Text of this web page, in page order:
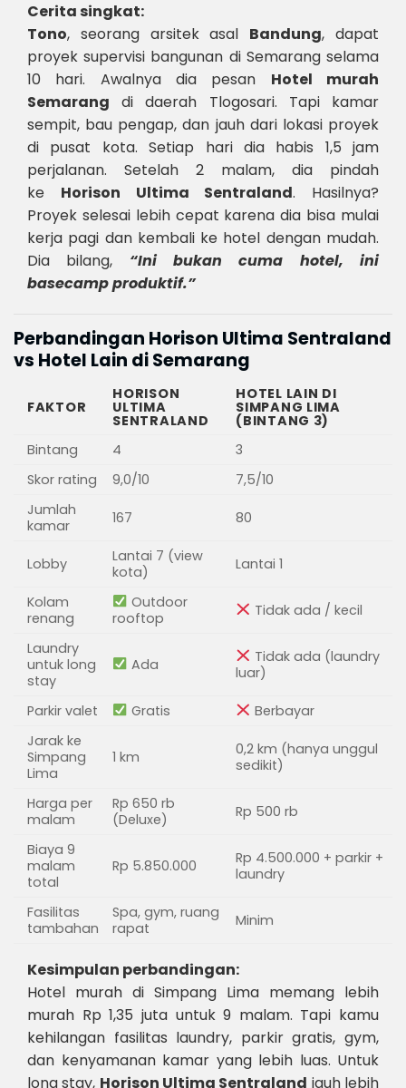
Cerita singkat:
Tono, seorang arsitek asal Bandung, dapat
proyek supervisi bangunan di Semarang selama
10 hari. Awalnya dia pesan Hotel murah
Semarang di daerah Tlogosari. Tapi kamar
sempit, bau pengap, dan jauh dari lokasi proyek
di pusat kota. Setiap hari dia habis 1,5 jam
perjalanan. Setelah 2 malam, dia pindah
ke Horison Ultima Sentraland. Hasilnya?
Proyek selesai lebih cepat karena dia bisa mulai
kerja pagi dan kembali ke hotel dengan mudah.
Dia bilang, “Ini bukan cuma hotel, ini
basecamp produktif.”
Perbandingan Horison Ultima Sentraland
vs Hotel Lain di Semarang
FAKTOR
HORISON
ULTIMA
SENTRALAND
HOTEL LAIN DI
SIMPANG LIMA
(BINTANG 3)
Bintang
4
3
Skor rating
9,0/10
7,5/10
Jumlah
kamar
167 80
Lobby
Lantai 7 (view
kota)
Lantai 1
Kolam
renang
Outdoor
rooftop
Tidak ada / kecil
Laundry
untuk long
stay
Ada
Tidak ada (laundry
luar)
Parkir valet Gratis
Berbayar
Jarak ke
Simpang
Lima
1 km
0,2 km (hanya unggul
sedikit)
Harga per
malam
Rp 650 rb
(Deluxe)
Rp 500 rb
Biaya 9
malam
total
Rp 5.850.000
Rp 4.500.000 + parkir +
laundry
Fasilitas
tambahan
Spa, gym, ruang
rapat
Minim
Kesimpulan perbandingan:
Hotel murah di Simpang Lima memang lebih
murah Rp 1,35 juta untuk 9 malam. Tapi kamu
kehilangan fasilitas laundry, parkir gratis, gym,
dan kenyamanan kamar yang lebih luas. Untuk
long stay, Horison Ultima Sentraland jauh lebih